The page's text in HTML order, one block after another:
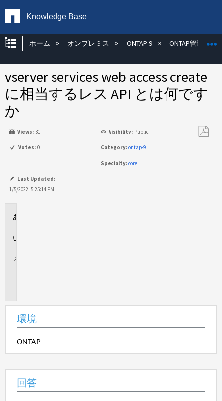
Knowledge Base
グローバル階層を展開/折りたたむ
ホーム オンプレミス ONTAP 9 ONTAP管理
vserver services web access create
に相当するレス API とは何です
か
Views: 31 Visibility: Public
Votes: 0 Category:ontap-9
Specialty:core
Last Updated:
1/5/2022, 5:25:14 PM
環境
ONTAP
回答